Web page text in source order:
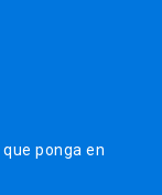
ponga en